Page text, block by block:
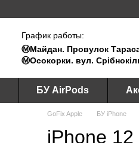
График работы:
Ⓜ️Майдан. Провулок
Ⓜ️Осокорки. вул.
БУ AirPods
GoFix Apple БУ iPhone
iPhone